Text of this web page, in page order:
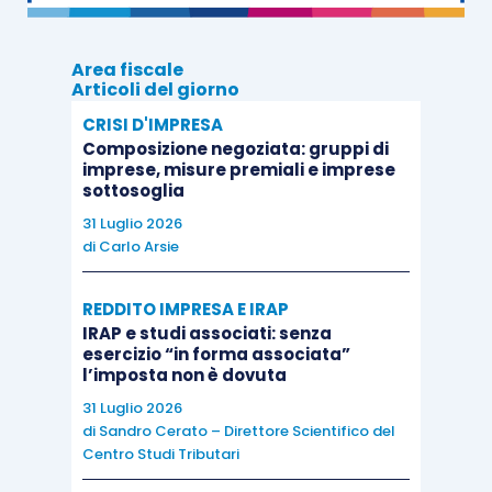
stagionalinon è previsto il requisito,
corrispettivi, consistente nell’attivazione
della partita Iva a partire dal 1° gennaio
2019. Da ciò ne consegue cheè sempre
necessario verificare l’intervenuta
beneficiare del contributo in esame.
A differenza degli altri contributi proposti
dalla normativa emergenziale,
contributo in esame non è previsto un
importo minimo di 1.000/2.000 euro
contributo, dunque,è sempre commisurato
alla riduzione del fatturato
Area fiscale
Articoli del giorno
CRISI D'IMPRESA
Composizione negoziata: gruppi di
imprese, misure premiali e imprese
sottosoglia
31 Luglio 2026
di Carlo Arsie
REDDITO IMPRESA E IRAP
IRAP e studi associati: senza
esercizio “in forma associata”
l’imposta non è dovuta
31 Luglio 2026
di Sandro Cerato – Direttore Scientifico del
Centro Studi Tributari